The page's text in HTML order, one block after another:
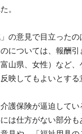
。
の意見で目立ったの
については、報酬引
山県、女性）など、
映してもよいとする
護保険が逼迫してい
は仕方がない部分も